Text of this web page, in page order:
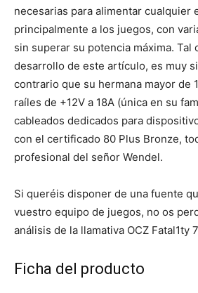
necesarias para alimentar cualquier
principalmente a los juegos, con
sin superar su potencia máxima. Tal
desarrollo de este artículo, es muy
contrario que su hermana mayor de
raíles de +12V a 18A (única en su
cableados dedicados para
con el certificado 80 Plus Bronze,
profesional del señor Wendel.
Si queréis disponer de una fuente
vuestro equipo de juegos, no os
análisis de la llamativa OCZ Fatal1ty
Ficha del producto